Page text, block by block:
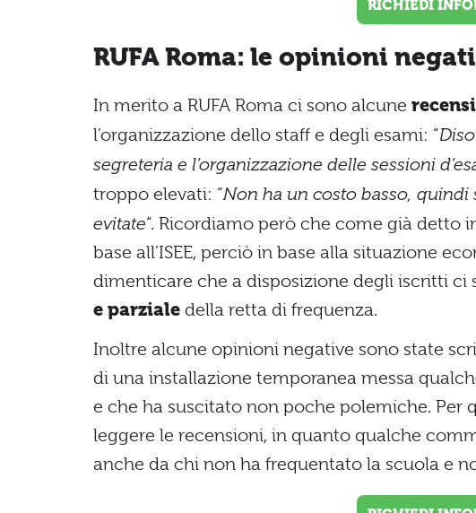
RICHIEDI
RUFA Roma: le opinioni
In merito a RUFA Roma ci sono alcune
l’organizzazione dello staff e degli esami: “
segreteria e l’organizzazione delle sessioni
troppo elevati: “Non ha un costo basso,
evitate“. Ricordiamo però che come già detto
base all’ISEE, perciò in base alla situazione
dimenticare che a disposizione degli iscritti ci
e parziale della retta di frequenza.
Inoltre alcune opinioni negative sono state
di una installazione temporanea messa
e che ha suscitato non poche polemiche. Per
leggere le recensioni, in quanto qualche
anche da chi non ha frequentato la scuola e